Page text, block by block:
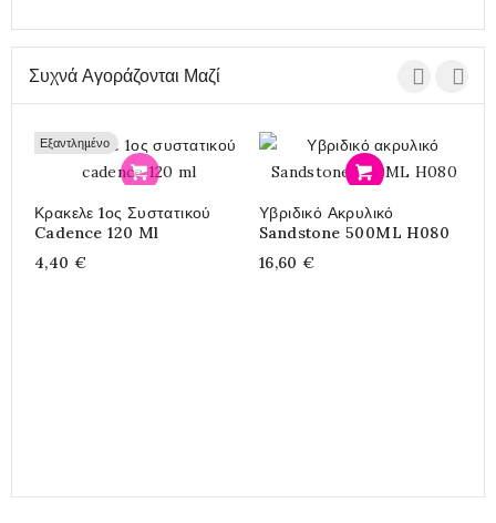
Συχνά Αγοράζονται Μαζί
Εξαντλημένο
Κρακελε 1ος Συστατικού
Cadence 120 Ml
4,40 €
Υβριδικό Ακρυλικό
Sandstone 500ML H080
16,60 €